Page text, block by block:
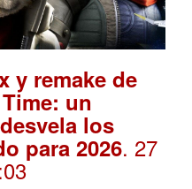
y remake de
un
los
para 2026. 27